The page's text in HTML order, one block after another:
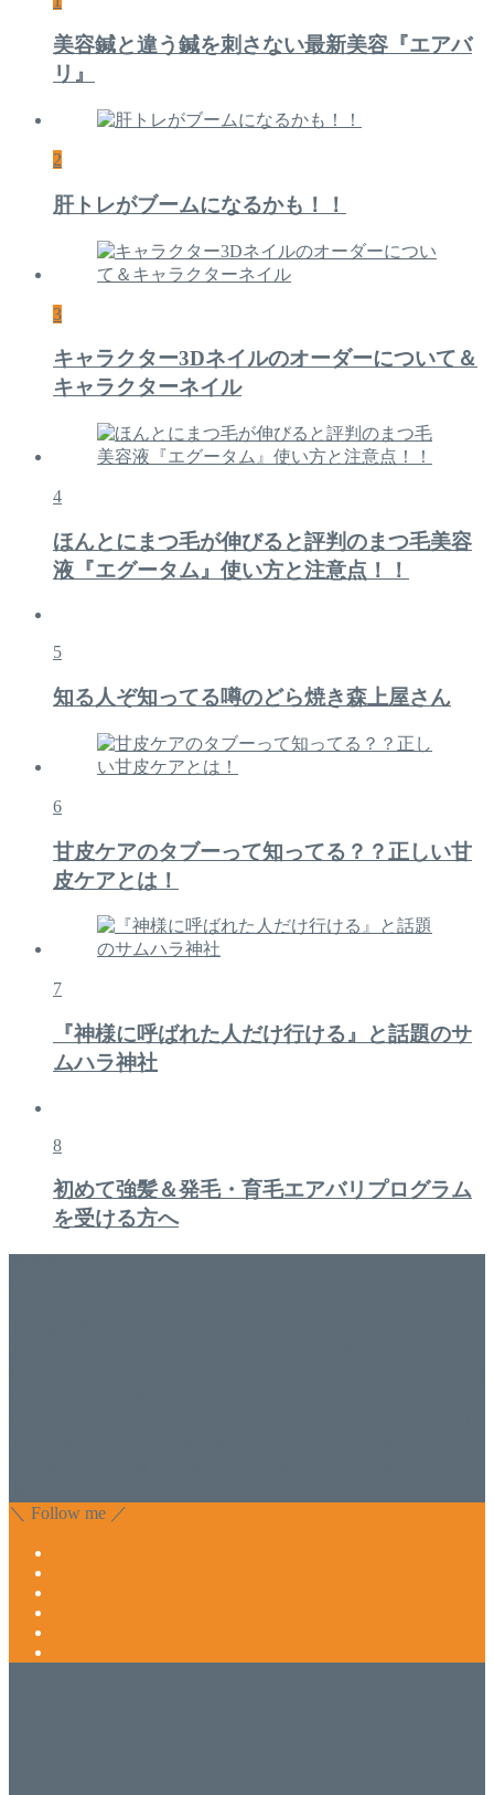
美容鍼と違う鍼を刺さない最新美容『エアバ
リ』
2
肝トレがブームになるかも！！
3
キャラクター3Dネイルのオーダーについて＆
キャラクターネイル
4
ほんとにまつ毛が伸びると評判のまつ毛美容
液『エグータム』使い方と注意点！！
5
知る人ぞ知ってる噂のどら焼き森上屋さん
6
甘皮ケアのタブーって知ってる？？正しい甘
皮ケアとは！
7
『神様に呼ばれた人だけ行ける』と話題のサ
ムハラ神社
8
初めて強髪＆発毛・育毛エアバリプログラム
を受ける方へ
＼ Follow me ／